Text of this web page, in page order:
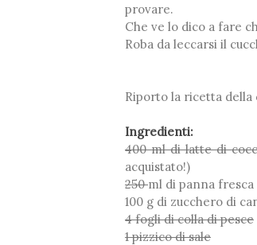
provare.
Che ve lo dico a fare
Roba da leccarsi il
Riporto la ricetta della
Ingredienti:
400 ml di latte di
acquistato!)
250ml di panna fresca
100 g di zucchero di
4 fogli di colla di pesce
1 pizzico di sale